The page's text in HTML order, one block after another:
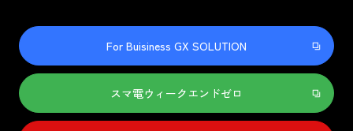
For Buisiness GX SOLUTION
スマ電ウィークエンドゼロ